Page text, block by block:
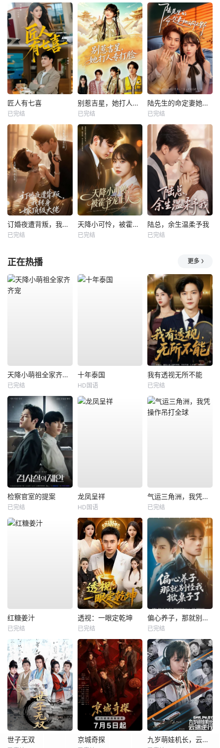
匠人有七喜
已完结
别惹吉星，她打人专打脸
已完结
陆先生的命定妻她飒又野
已完结
订婚夜遭背叛，我转身嫁顶级大佬
已完结
天降小可怜，被霍爷宠上天
已完结
陆总，余生温柔予我
已完结
正在热播 更多
天降小萌祖全家齐齐宠
已完结
十年泰国
HD国语
我有透视无所不能
已完结
检察官室的提案
已完结
龙凤呈祥
HD国语
气运三角洲，我凭操作吊打全球
已完结
红糖姜汁
已完结
透视：一眼定乾坤
已完结
偏心养子，那就别怪我掀桌子了
已完结
世子无双 京城奇探 九岁萌娃机长，云端逆行